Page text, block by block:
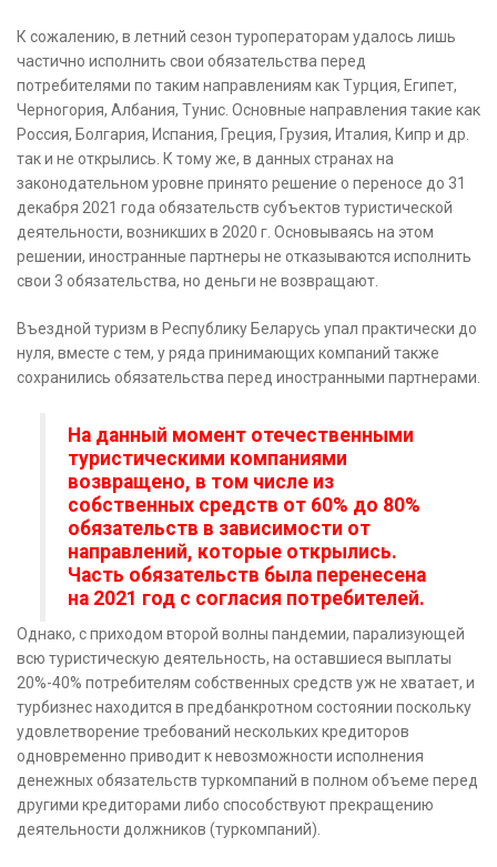
К сожалению, в летний сезон туроператорам удалось лишь
частично исполнить свои обязательства перед
потребителями по таким направлениям как Турция, Египет,
Черногория, Албания, Тунис. Основные направления такие как
Россия, Болгария, Испания, Греция, Грузия, Италия, Кипр и др.
так и не открылись. К тому же, в данных странах на
законодательном уровне принято решение о переносе до 31
декабря 2021 года обязательств субъектов туристической
деятельности, возникших в 2020 г. Основываясь на этом
решении, иностранные партнеры не отказываются исполнить
свои 3 обязательства, но деньги не возвращают.
Въездной туризм в Республику Беларусь упал практически до
нуля, вместе с тем, у ряда принимающих компаний также
сохранились обязательства перед иностранными партнерами.
На данный момент отечественными
туристическими компаниями
возвращено, в том числе из
собственных средств от 60% до 80%
обязательств в зависимости от
направлений, которые открылись.
Часть обязательств была перенесена
на 2021 год с согласия потребителей.
Однако, с приходом второй волны пандемии, парализующей
всю туристическую деятельность, на оставшиеся выплаты
20%-40% потребителям собственных средств уж не хватает, и
турбизнес находится в предбанкротном состоянии поскольку
удовлетворение требований нескольких кредиторов
одновременно приводит к невозможности исполнения
денежных обязательств туркомпаний в полном объеме перед
другими кредиторами либо способствуют прекращению
деятельности должников (туркомпаний).